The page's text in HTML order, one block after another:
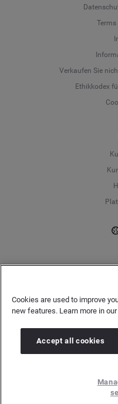
Verkaufen Sie
Ethikkodex
Registergericht: Amtsgericht
Umsatzsteuer-
Cookies are used to improve
new features. Learn more in our
Accept all cookies